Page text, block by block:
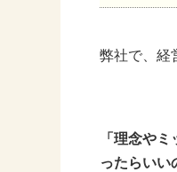
弊社で、経
「理念や
ったらいい